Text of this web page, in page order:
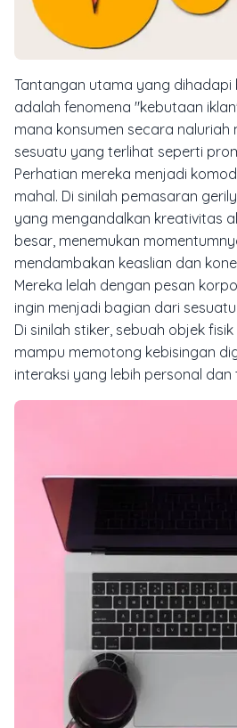
Tantangan utama yang dihadapi
adalah fenomena "kebutaan
mana konsumen secara naluriah
sesuatu yang terlihat seperti
Perhatian mereka menjadi
mahal. Di sinilah pemasaran
yang mengandalkan kreativitas
besar, menemukan
mendambakan keaslian dan
Mereka lelah dengan pesan
ingin menjadi bagian dari
Di sinilah stiker, sebuah objek
mampu memotong kebisingan
interaksi yang lebih personal dan